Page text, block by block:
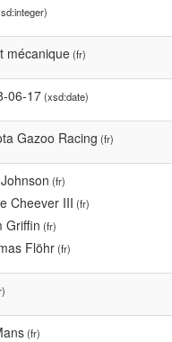
mécanique(fr)
06-17(xsd:date)
Gazoo Racing (fr)
(fr)
Cheever III (fr)
Griffin (fr)
Flöhr(fr)
(fr)